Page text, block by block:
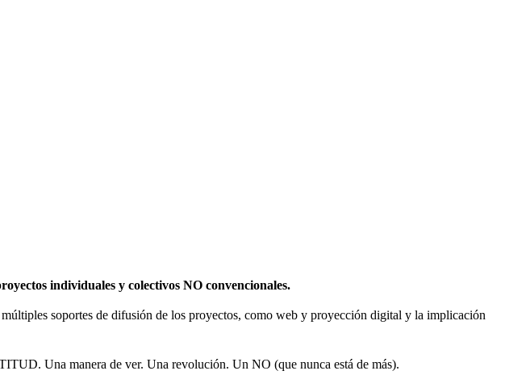
individuales y colectivos NO convencionales.
soportes de difusión de los proyectos, como web y proyección digital y la implicación
Una manera de ver. Una revolución. Un NO (que nunca está de más).